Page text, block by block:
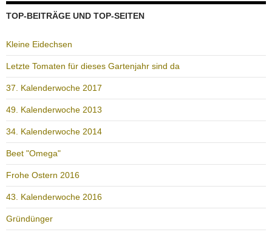
TOP-BEITRÄGE UND TOP-SEITEN
Kleine Eidechsen
Letzte Tomaten für dieses Gartenjahr sind da
37. Kalenderwoche 2017
49. Kalenderwoche 2013
34. Kalenderwoche 2014
Beet "Omega"
Frohe Ostern 2016
43. Kalenderwoche 2016
Gründünger